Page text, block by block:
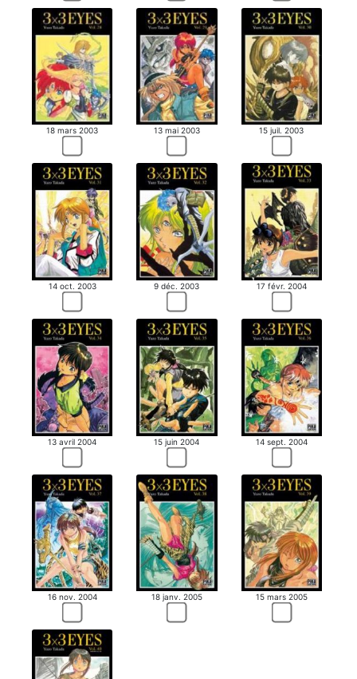
18 mars 2003 13 mai 2003 15 juil. 2003
14 oct. 2003 9 déc. 2003 17 févr. 2004
13 avril 2004 15 juin 2004 14 sept. 2004
16 nov. 2004 18 janv. 2005 15 mars 2005